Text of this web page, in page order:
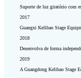
Suporte de luz giratório com
2017
Guangxi Kelibao Stage
2018
Desenvolva de forma
2019
A Guangdong Kelibao Stage